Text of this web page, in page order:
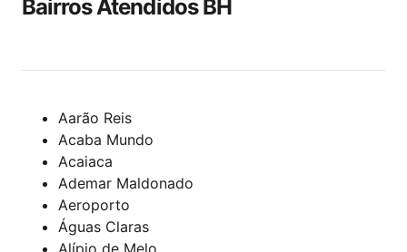
Bairros Atendidos BH
Aarão Reis
Acaba Mundo
Acaiaca
Ademar Maldonado
Aeroporto
Águas Claras
Alípio de Melo